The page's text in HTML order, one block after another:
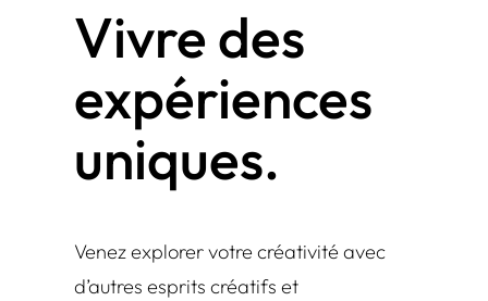
Vivre des
expériences
uniques.
Venez explorer votre créativité avec
d’autres esprits créatifs et